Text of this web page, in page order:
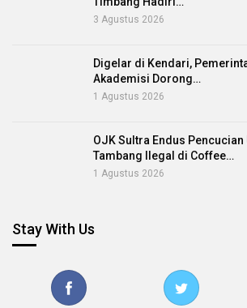
3 Agustus 2026
Digelar di Kendari,
Akademisi Dorong…
1 Agustus 2026
OJK Sultra Endus Pencucian
Tambang Ilegal di Coffee…
1 Agustus 2026
Stay With Us